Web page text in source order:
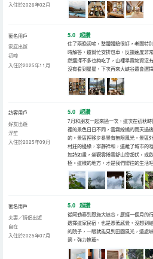
入住於2026年02月
匿名用戶
家庭出遊
初啼
入住於2025年11月
5.0 超讚
住了兩晚初啼，整體體驗很好，老闆特
時解答，還幫忙安排包車，反饋速度非
然選擇不多也夠吃了，山裡畢竟物資沒
沒有看到星星，下次再來大峽谷還會選
訪客用戶
好友出遊
浮笙
入住於2025年09月
5.0 超讚
7月和朋友一起來過一次，這次在初秋
裡的景色日日不同，雲霧繚繞的雨天過
的。景區裡移步易景有無限風光，景區
村莊的邊緣，寧靜祥和，遠離了城市的
如詩如畫，坐觀雲捲雲舒山巒起伏，或
極。這樣的地方，才是我們嚮往的生活
匿名用戶
夫妻／情侶出遊
自在
入住於2025年07月
5.0 超讚
從阿勒泰到恩施大峽谷，歷經一個月的
選擇這家民宿，也是憑著感覺，沒想到
的院子，一眼就能見到田園風光，遠處
適，強力推薦~